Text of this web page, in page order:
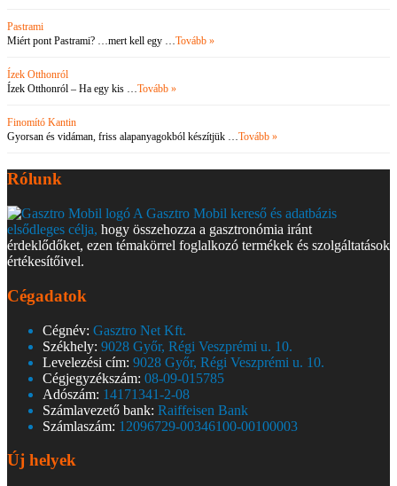
Pastrami
Miért pont Pastrami? …mert kell egy … Tovább »
Ízek Otthonról
Ízek Otthonról – Ha egy kis … Tovább »
Finomító Kantin
Gyorsan és vidáman, friss alapanyagokból készítjük … Tovább »
Rólunk
A Gasztro Mobil kereső és adatbázis
elsődleges célja, hogy összehozza a gasztronómia iránt
érdeklődőket, ezen témakörrel foglalkozó termékek és szolgáltatások
értékesítőivel.
Cégadatok
Cégnév: Gasztro Net Kft.
Székhely: 9028 Győr, Régi Veszprémi u. 10.
Levelezési cím: 9028 Győr, Régi Veszprémi u. 10.
Cégjegyzékszám: 08-09-015785
Adószám: 14171341-2-08
Számlavezető bank: Raiffeisen Bank
Számlaszám: 12096729-00346100-00100003
Új helyek